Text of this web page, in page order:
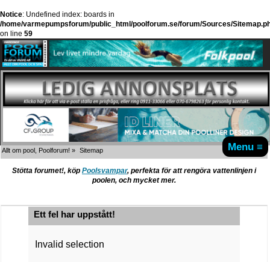
Notice: Undefined index: boards in
/home/varmepumpsforum/public_html/poolforum.se/forum/Sources/
on line 59
Menu ≡
Allt om pool, Poolforum! » Sitemap
Stötta forumet!, köp Poolsvampar, perfekta för att rengöra vattenlinjen i
poolen, och mycket mer.
Ett fel har uppstått!
Invalid selection